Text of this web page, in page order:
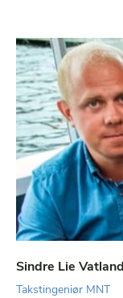
Sindre Lie Vatland
Takstingeniør MNT